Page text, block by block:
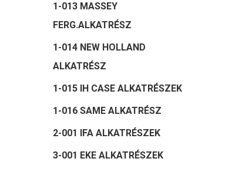
1-013 MASSEY
FERG.ALKATRÉSZ
1-014 NEW HOLLAND
ALKATRÉSZ
1-015 IH CASE ALKATRÉSZEK
1-016 SAME ALKATRÉSZ
2-001 IFA ALKATRÉSZEK
3-001 EKE ALKATRÉSZEK